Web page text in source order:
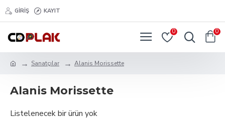
GIRIŞ KAYIT
0 0
Sanatçılar Alanis Morissette
Alanis Morissette
Listelenecek bir ürün yok